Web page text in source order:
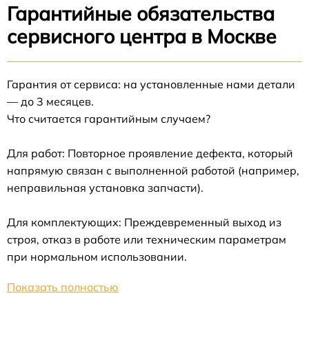
Гарантийные обязательства
сервисного центра в Москве
Гарантия от сервиса: на установленные нами детали
— до 3 месяцев.
Что считается гарантийным случаем?
Для работ: Повторное проявление дефекта, который
напрямую связан с выполненной работой (например,
неправильная установка запчасти).
Для комплектующих: Преждевременный выход из
строя, отказ в работе или техническим параметрам
при нормальном использовании.
Показать полностью